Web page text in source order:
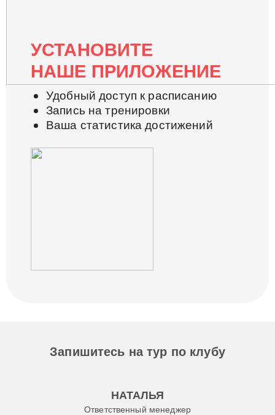
УСТАНОВИТЕ
НАШЕ ПРИЛОЖЕНИЕ
Удобный доступ к расписанию
Запись на тренировки
Ваша статистика достижений
Запишитесь на тур по клубу
НАТАЛЬЯ
Ответственный менеджер